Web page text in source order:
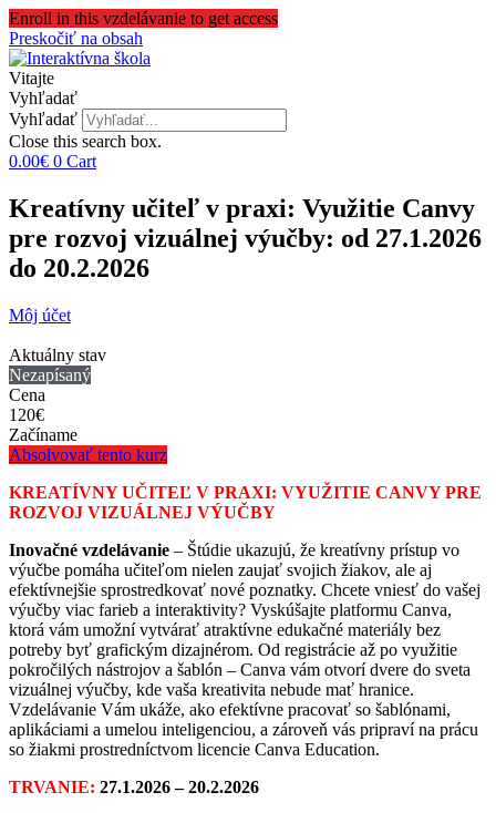
Enroll in this vzdelávanie to get access
Preskočiť na obsah
Vitajte
Vyhľadať
Vyhľadať
Close this search box.
0.00€ 0 Cart
Kreatívny učiteľ v praxi: Využitie Canvy
pre rozvoj vizuálnej výučby: od 27.1.2026
do 20.2.2026
Môj účet
Aktuálny stav
Nezapísaný
Cena
120€
Začíname
Absolvovať tento kurz
KREATÍVNY UČITEĽ V PRAXI: VYUŽITIE CANVY PRE
ROZVOJ VIZUÁLNEJ VÝUČBY
Inovačné vzdelávanie – Štúdie ukazujú, že kreatívny prístup vo
výučbe pomáha učiteľom nielen zaujať svojich žiakov, ale aj
efektívnejšie sprostredkovať nové poznatky. Chcete vniesť do vašej
výučby viac farieb a interaktivity? Vyskúšajte platformu Canva,
ktorá vám umožní vytvárať atraktívne edukačné materiály bez
potreby byť grafickým dizajnérom. Od registrácie až po využitie
pokročilých nástrojov a šablón – Canva vám otvorí dvere do sveta
vizuálnej výučby, kde vaša kreativita nebude mať hranice.
Vzdelávanie Vám ukáže, ako efektívne pracovať so šablónami,
aplikáciami a umelou inteligenciou, a zároveň vás pripraví na prácu
so žiakmi prostredníctvom licencie Canva Education.
TRVANIE: 27.1.2026 – 20.2.2026